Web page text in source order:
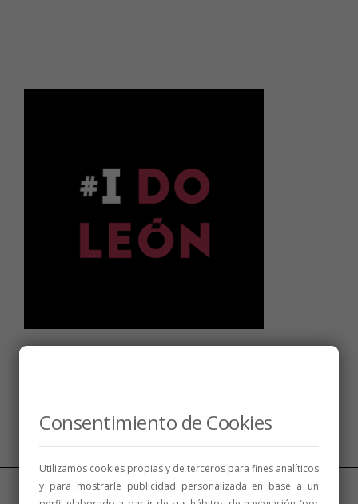
Consentimiento de Cookies
Utilizamos cookies propias y de terceros para fines analíticos
y para mostrarle publicidad personalizada en base a un